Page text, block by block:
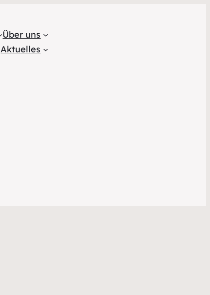
Über uns
Aktuelles